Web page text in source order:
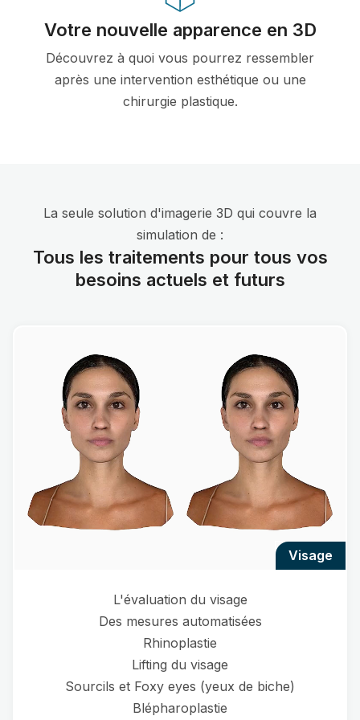
Votre nouvelle apparence en 3D
Découvrez à quoi vous pourrez ressembler
après une intervention esthétique ou une
chirurgie plastique.
La seule solution d'imagerie 3D qui couvre la
simulation de :
Tous les traitements pour tous vos
besoins actuels et futurs
visage
L'évaluation du visage
Des mesures automatisées
Rhinoplastie
Lifting du visage
Sourcils et Foxy eyes (yeux de biche)
Blépharoplastie